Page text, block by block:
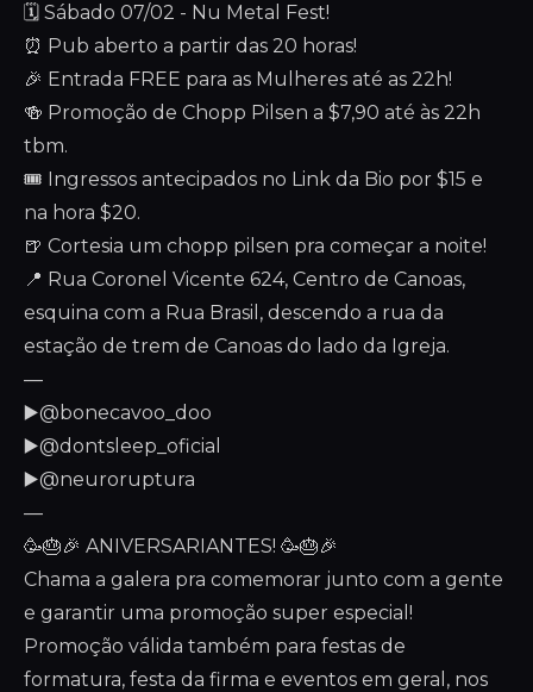
🗓️ Sábado 07/02 - Nu Metal Fest!
⏰ Pub aberto a partir das 20 horas!
🎉 Entrada FREE para as Mulheres até as 22h!
🍻 Promoção de Chopp Pilsen a $7,90 até às 22h
tbm.
🎟️ Ingressos antecipados no Link da Bio por $15 e
na hora $20.
🍺 Cortesia um chopp pilsen pra começar a noite!
📍 Rua Coronel Vicente 624, Centro de Canoas,
esquina com a Rua Brasil, descendo a rua da
estação de trem de Canoas do lado da Igreja.
—
▶️@bonecavoo_doo
▶️@dontsleep_oficial
▶️@neuroruptura
—
🥳🎂🎉 ANIVERSARIANTES! 🥳🎂🎉
Chama a galera pra comemorar junto com a gente
e garantir uma promoção super especial!
Promoção válida também para festas de
formatura, festa da firma e eventos em geral, nos